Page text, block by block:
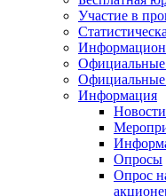
Участие в
Официальные
Официальные
Информация
Новости
Опросы
Опрос